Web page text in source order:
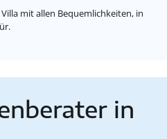
mit allen Bequemlichkeiten, in
in